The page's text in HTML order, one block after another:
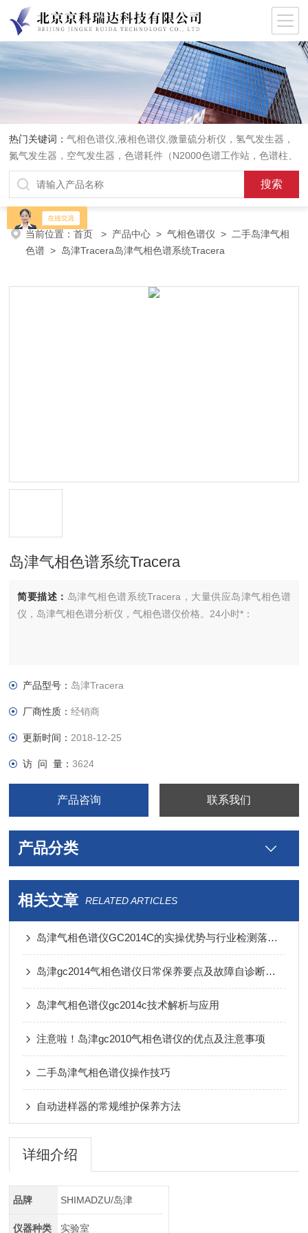
热门关键词：气相色谱仪,液相色谱仪,微量硫分析仪，氢气发生器，
氮气发生器，空气发生器，色谱耗件（N2000色谱工作站，色谱柱、
阀件、进样器、色谱担体），顶空进样器，热解析仪，紫外分光光度
计，原子吸收分光光度计，傅立叶红外光谱仪，分析天平等常规实验
室产品。
当前位置：首页 > 产品中心 >气相色谱仪 > 二手岛津气相
色谱 > 岛津Tracera岛津气相色谱系统Tracera
岛津气相色谱系统Tracera
简要描述： 岛津气相色谱系统Tracera，大量供应岛津气相色谱
仪，岛津气相色谱分析仪，气相色谱仪价格。24小时*：
产品型号： 岛津Tracera
厂商性质：经销商
更新时间： 2018-12-25
访 问 量：3624
产品咨询 联系我们
产品分类
相关文章 RELATED ARTICLES
岛津气相色谱仪GC2014C的实操优势与行业检测落地应用
岛津gc2014气相色谱仪日常保养要点及故障自诊断系统使用技巧
岛津气相色谱仪gc2014c技术解析与应用
注意啦！岛津gc2010气相色谱仪的优点及注意事项
二手岛津气相色谱仪操作技巧
自动进样器的常规维护保养方法
详细介绍
品牌 SHIMADZU/岛津
仪器种类 实验室